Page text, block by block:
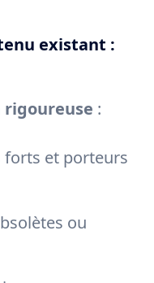
existant :
rigoureuse :
forts et porteurs
ou